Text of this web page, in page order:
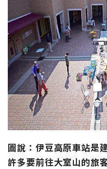
圖說：伊豆高原車站是
許多要前往大室山的旅